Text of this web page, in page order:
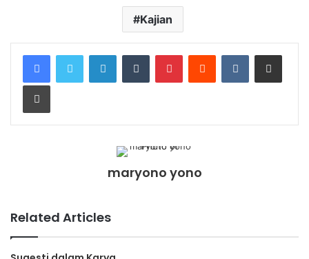
Kajian
maryono yono
Related Articles